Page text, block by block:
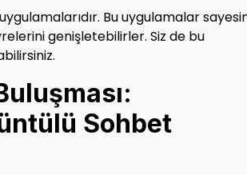
Bu uygulamalar
genişletebilirler. Siz de bu
Sohbet